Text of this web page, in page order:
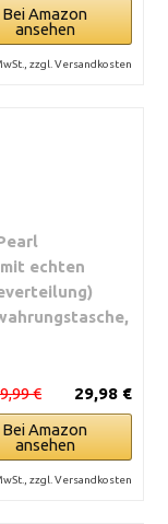
Bei Amazon
ansehen
zzgl. Versandkosten
echten
29,98 €
€
Bei Amazon
ansehen
zzgl. Versandkosten